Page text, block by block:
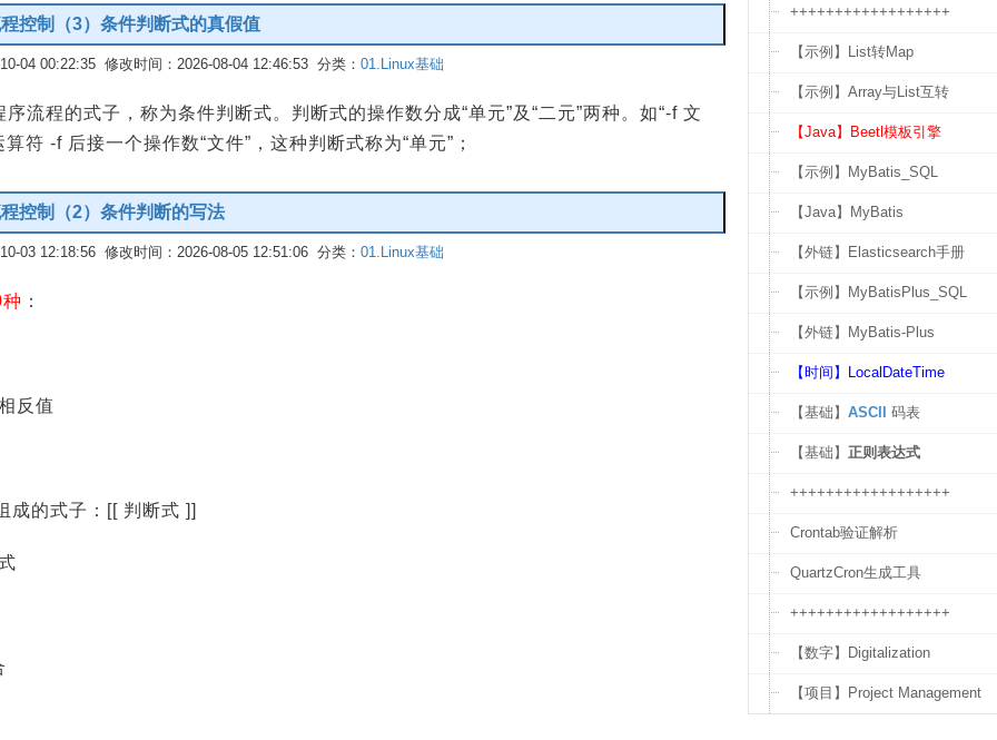
控制（3）条件判断式的真假值
04 00:22:35 修改时间：2026-08-04 12:46:53 分类： 01.Linux基础
流程的式子，称为条件判断式。判断式的操作数分成“单元”及“二元”两种。如“-f 文
符 -f 后接一个操作数“文件”，这种判断式称为“单元”；
控制（2）条件判断的写法
03 12:18:56 修改时间：2026-08-05 12:51:06 分类： 01.Linux基础
：
反值
成的式子：[[ 判断式 ]]
++++++++++++++++++
【示例】List转Map
【示例】Array与List互转
【Java】Beetl模板引擎
【示例】MyBatis_SQL
【Java】MyBatis
【外链】Elasticsearch手册
【示例】MyBatisPlus_SQL
【外链】MyBatis-Plus
【时间】LocalDateTime
【基础】 ASCII 码表
【基础】 正则表达式
++++++++++++++++++
Crontab验证解析
QuartzCron生成工具
++++++++++++++++++
【数字】Digitalization
【项目】Project Management